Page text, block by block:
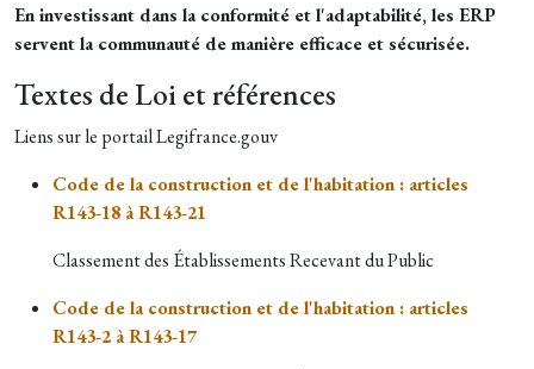
En investissant dans la conformité et l'adaptabilité, les ERP
servent la communauté de manière efficace et sécurisée.
Textes de Loi et références
Liens sur le portail Legifrance.gouv
Code de la construction et de l'habitation : articles
R143-18 à R143-21
Classement des Établissements Recevant du Public
Code de la construction et de l'habitation : articles
R143-2 à R143-17